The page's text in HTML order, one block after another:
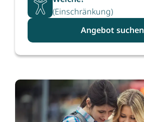
(Einschränkung)
Angebot suchen